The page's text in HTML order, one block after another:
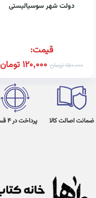
دولت شهر سوسیالیستی
قیمت:
150,000تومان 120,000تومان
ضمانت اصالت کالا پرداخت در 4 قسط